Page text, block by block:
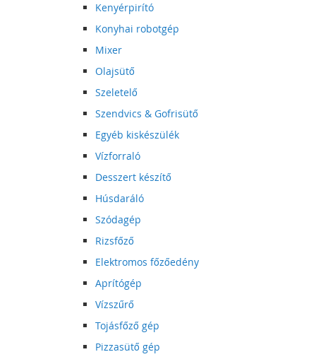
Kenyérpirító
Konyhai robotgép
Mixer
Olajsütő
Szeletelő
Szendvics & Gofrisütő
Egyéb kiskészülék
Vízforraló
Desszert készítő
Húsdaráló
Szódagép
Rizsfőző
Elektromos főzőedény
Aprítógép
Vízszűrő
Tojásfőző gép
Pizzasütő gép